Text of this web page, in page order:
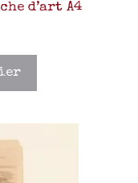
d’art A4